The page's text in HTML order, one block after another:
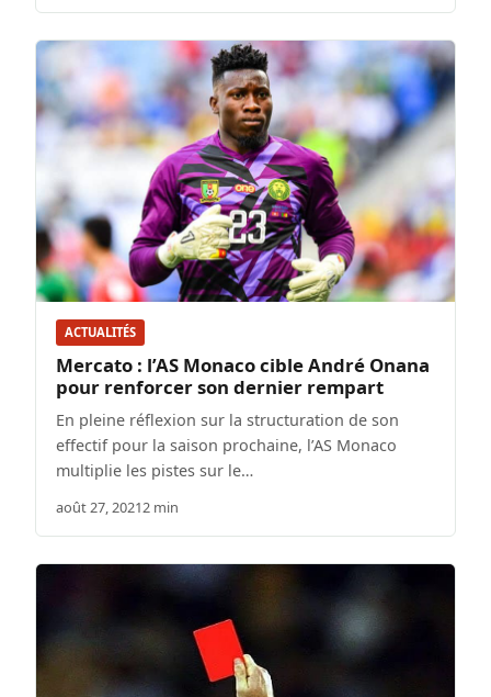
ACTUALITÉS
Mercato : l’AS Monaco cible André Onana
pour renforcer son dernier rempart
En pleine réflexion sur la structuration de son
effectif pour la saison prochaine, l’AS Monaco
multiplie les pistes sur le…
août 27, 20212 min